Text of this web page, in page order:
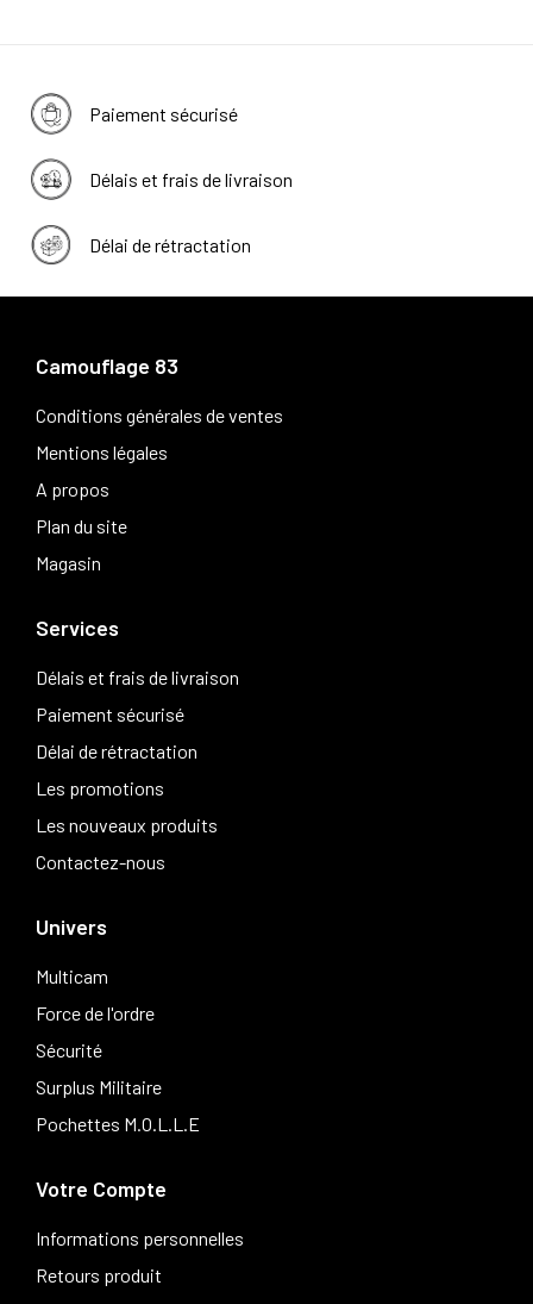
Paiement sécurisé
Délais et frais de livraison
Délai de rétractation
Camouflage 83
Conditions générales de ventes
Mentions légales
A propos
Plan du site
Magasin
Services
Délais et frais de livraison
Paiement sécurisé
Délai de rétractation
Les promotions
Les nouveaux produits
Contactez-nous
Univers
Multicam
Force de l'ordre
Sécurité
Surplus Militaire
Pochettes M.O.L.L.E
Votre Compte
Informations personnelles
Retours produit